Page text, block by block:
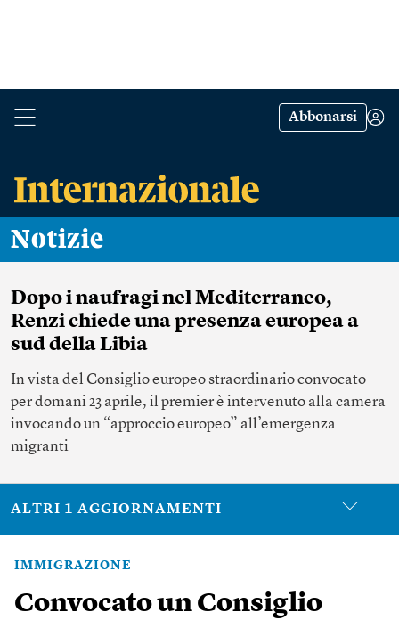
Abbonarsi
Notizie
Dopo i naufragi nel Mediterraneo,
Renzi chiede una presenza europea a
sud della Libia
In vista del Consiglio europeo straordinario convocato
per domani 23 aprile, il premier è intervenuto alla camera
invocando un “approccio europeo” all’emergenza
migranti
ALTRI 1 AGGIORNAMENTI
IMMIGRAZIONE
Convocato un Consiglio